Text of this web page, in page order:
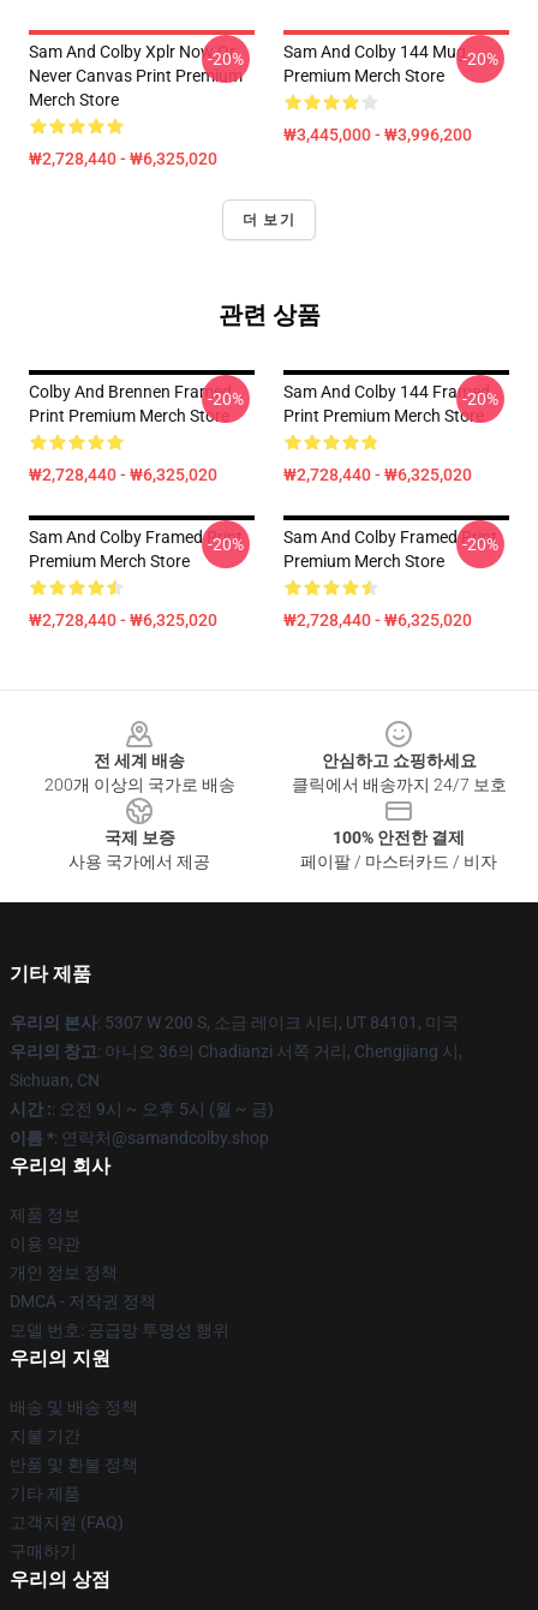
Sam And Colby Xplr Now Or
Never Canvas Print Premium
Merch Store
₩2,728,440 - ₩6,325,020
-20%
Sam And Colby 144 Mug
Premium Merch Store
₩3,445,000 - ₩3,996,200
-20%
더 보기
관련 상품
Colby And Brennen Framed
Print Premium Merch Store
₩2,728,440 - ₩6,325,020
-20%
Sam And Colby 144 Framed
Print Premium Merch Store
₩2,728,440 - ₩6,325,020
-20%
Sam And Colby Framed Print
Premium Merch Store
₩2,728,440 - ₩6,325,020
-20%
Sam And Colby Framed Print
Premium Merch Store
₩2,728,440 - ₩6,325,020
-20%
전 세계 배송
200개 이상의 국가로 배송
안심하고 쇼핑하세요
클릭에서 배송까지 24/7 보호
국제 보증
사용 국가에서 제공
100% 안전한 결제
페이팔 / 마스터카드 / 비자
기타 제품
우리의 본사: 5307 W 200 S, 소금 레이크 시티, UT 84101, 미국
우리의 창고: 아니오 36의 Chadianzi 서쪽 거리, Chengjiang 시,
Sichuan, CN
시간 :: 오전 9시 ~ 오후 5시 (월 ~ 금)
이름 *: 연락처@samandcolby.shop
우리의 회사
제품 정보
이용 약관
개인 정보 정책
DMCA - 저작권 정책
모델 번호: 공급망 투명성 행위
우리의 지원
배송 및 배송 정책
지불 기간
반품 및 환불 정책
기타 제품
고객지원 (FAQ)
구매하기
우리의 상점